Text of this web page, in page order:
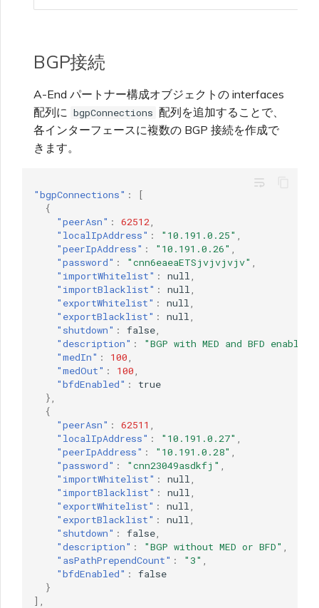
BGP接続
A-End パートナー構成オブジェクトの interfaces
配列に bgpConnections 配列を追加することで、
各インターフェースに複数の BGP 接続を作成で
きます。
wrap_text
"bgpConnections" :
[
{
"peerAsn" : 62512,
"localIpAddress" : "10.191.0.25" ,
"peerIpAddress" : "10.191.0.26" ,
"password" : "cnn6eaeaETSjvjvjvjv" ,
"importWhitelist" : null,
"importBlacklist" : null,
"exportWhitelist" : null,
"exportBlacklist" : null,
"shutdown" : false,
"description" : "BGP with MED and BFD enabled"
"medIn" : 100,
"medOut" : 100,
"bfdEnabled" :
true
},
{
"peerAsn" : 62511 ,
"localIpAddress" : "10.191.0.27" ,
"peerIpAddress" : "10.191.0.28" ,
"password" : "cnn23049asdkfj" ,
"importWhitelist" : null,
"importBlacklist" : null,
"exportWhitelist" : null,
"exportBlacklist" : null,
"shutdown" : false,
"description" : "BGP without MED or BFD" ,
"asPathPrependCount" : "3" ,
"bfdEnabled" :
false
}
],